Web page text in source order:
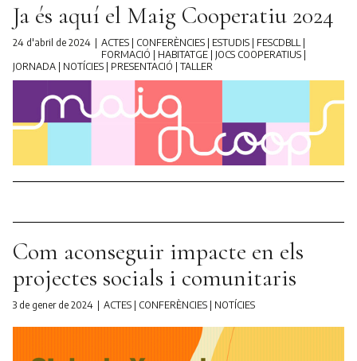
Ja és aquí el Maig Cooperatiu 2024
24 d'abril de 2024 ACTES CONFERÈNCIES ESTUDIS FESCDBLL
FORMACIÓ
HABITATGE JOCS COOPERATIUS
JORNADA
NOTÍCIES PRESENTACIÓ TALLER
Com aconseguir impacte en els
projectes socials i comunitaris
3 de gener de 2024 ACTES CONFERÈNCIES NOTÍCIES